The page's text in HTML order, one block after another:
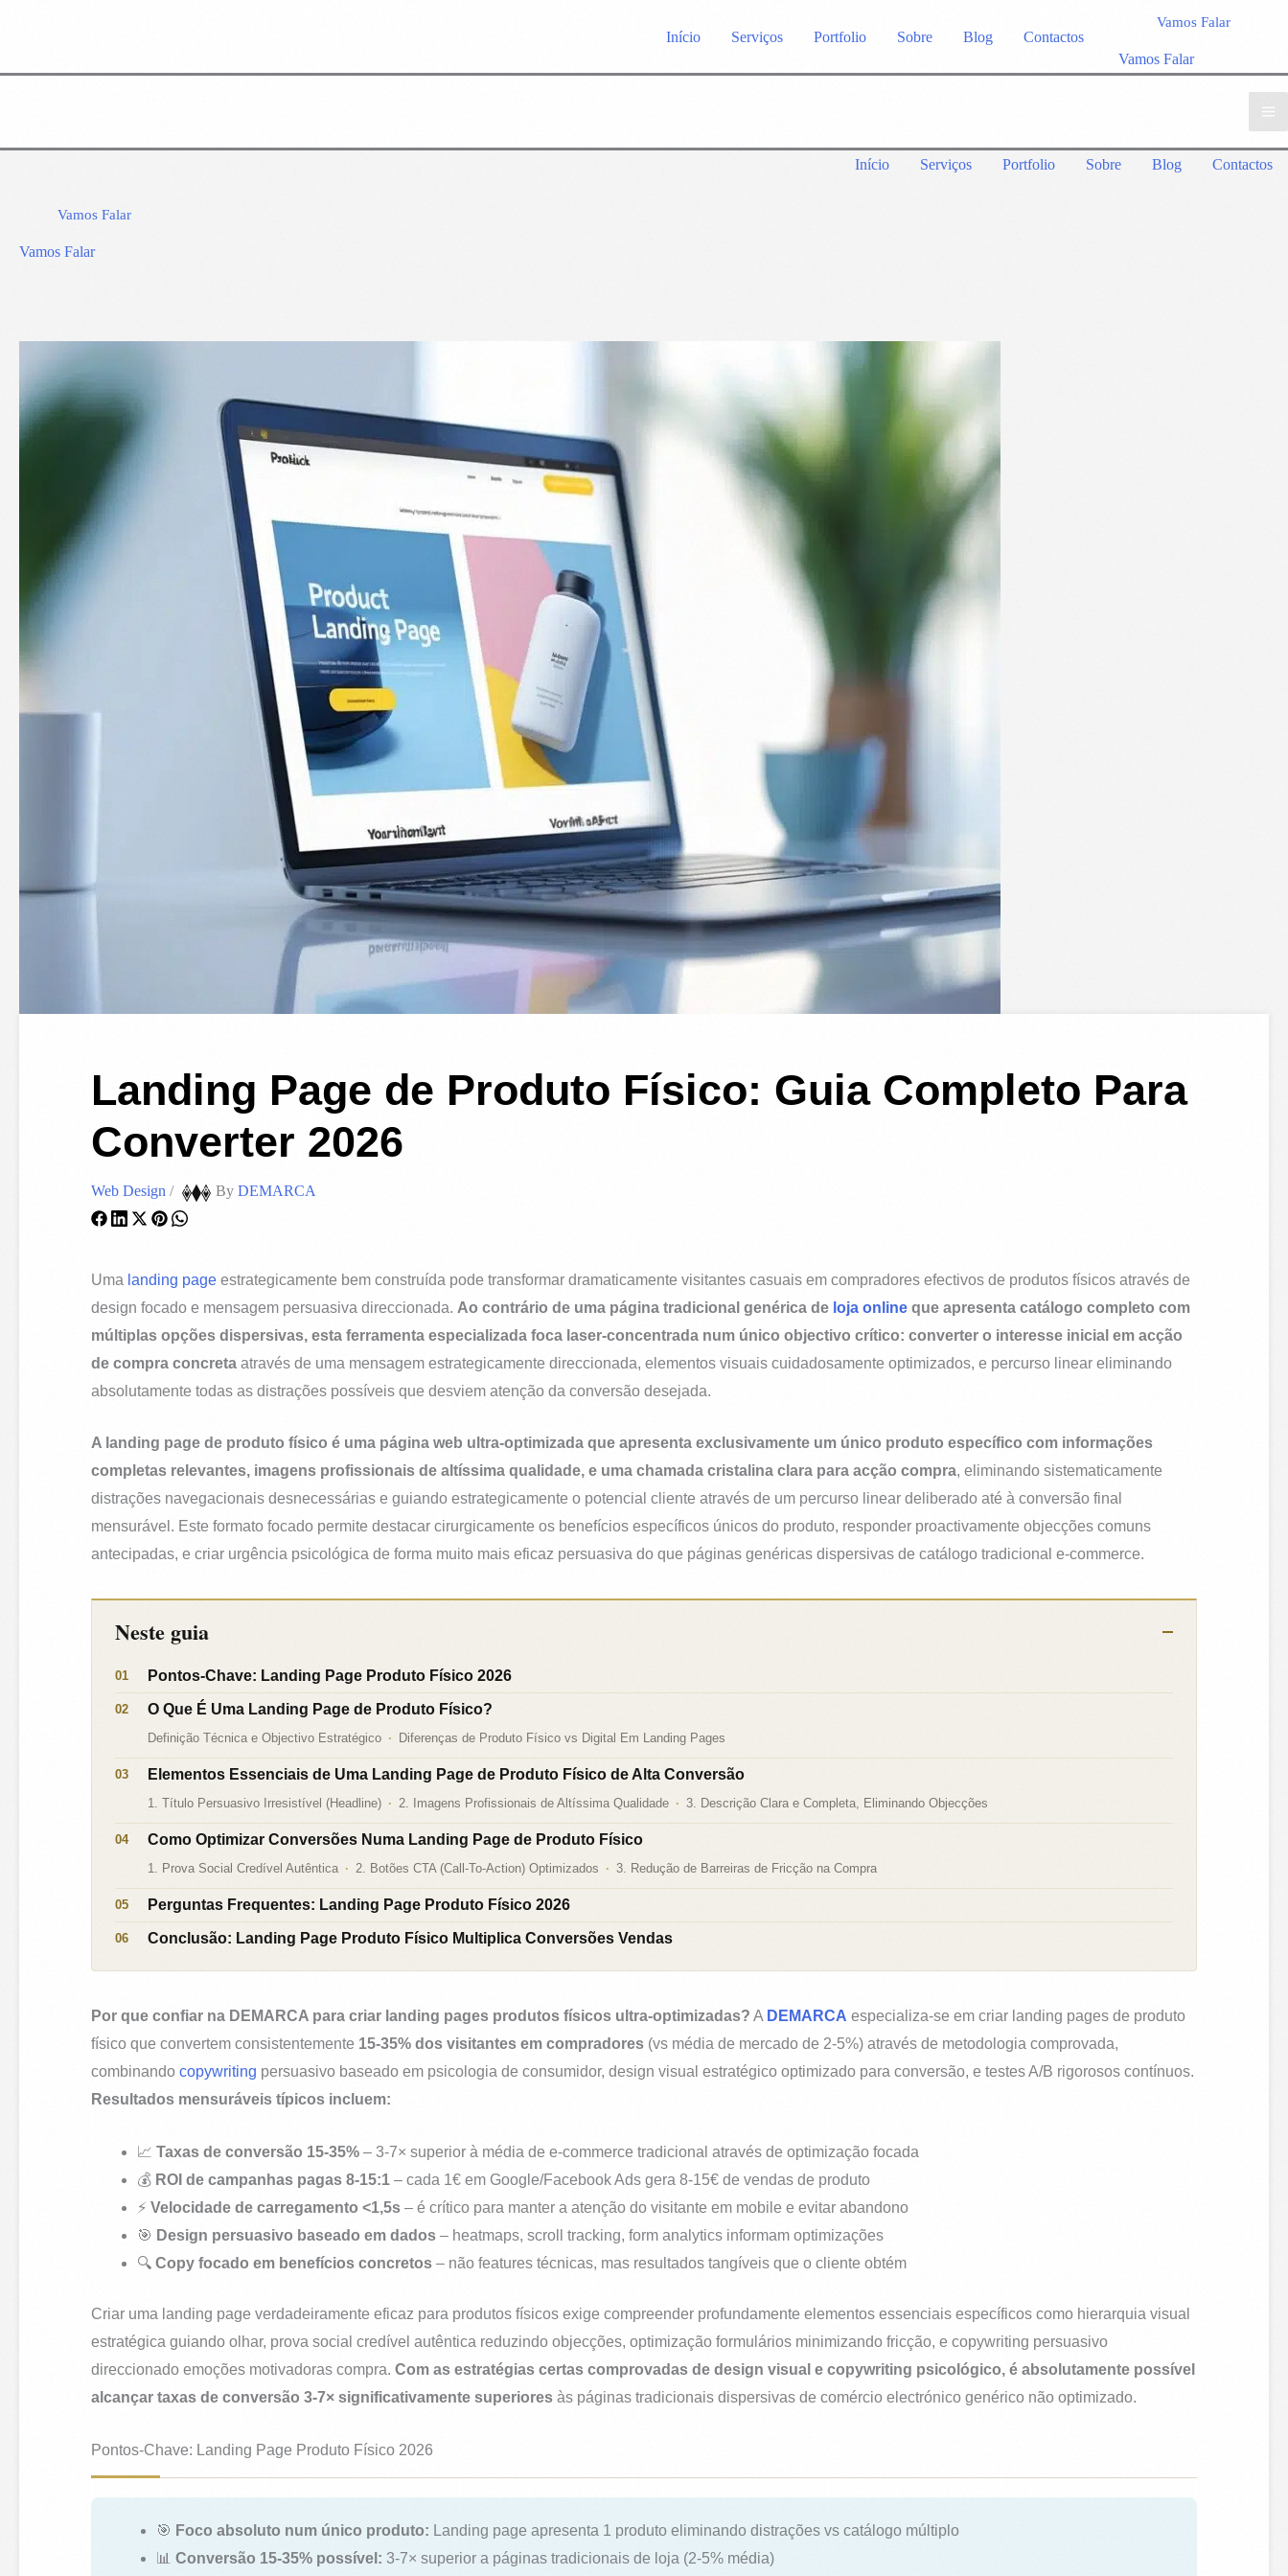
Início Serviços Portfolio Sobre Blog Contactos
Vamos Falar
Vamos Falar
Início Serviços Portfolio Sobre Blog Contactos
Vamos Falar
Vamos Falar
Landing Page de Produto Físico: Guia Completo Para
Converter 2026
Web Design/ By DEMARCA
Uma landing pageestrategicamente bem construída pode transformar dramaticamente visitantes casuais em compradores efectivos de produtos físicos através de
design focado e mensagem persuasiva direccionada. Ao contrário de uma página tradicional genérica de loja onlineque apresenta catálogo completo com
múltiplas opções dispersivas, esta ferramenta especializada foca laser-concentrada num único objectivo crítico: converter o interesse inicial em acção
de compra concretaatravés de uma mensagem estrategicamente direccionada, elementos visuais cuidadosamente optimizados, e percurso linear eliminando
absolutamente todas as distrações possíveis que desviem atenção da conversão desejada.
A landing page de produto físico é uma página web ultra-optimizada que apresenta exclusivamente um único produto específico com informações
completas relevantes, imagens profissionais de altíssima qualidade, e uma chamada cristalina clara para acção compra, eliminando sistematicamente
distrações navegacionais desnecessárias e guiando estrategicamente o potencial cliente através de um percurso linear deliberado até à conversão final
mensurável. Este formato focado permite destacar cirurgicamente os benefícios específicos únicos do produto, responder proactivamente objecções comuns
antecipadas, e criar urgência psicológica de forma muito mais eficaz persuasiva do que páginas genéricas dispersivas de catálogo tradicional e-commerce.
Neste guia
Pontos-Chave: Landing Page Produto Físico 2026
O Que É Uma Landing Page de Produto Físico?
Definição Técnica e Objectivo Estratégico Diferenças de Produto Físico vs Digital Em Landing Pages
Elementos Essenciais de Uma Landing Page de Produto Físico de Alta Conversão
1. Título Persuasivo Irresistível (Headline) 2. Imagens Profissionais de Altíssima Qualidade 3. Descrição Clara e Completa, Eliminando Objecções
Como Optimizar Conversões Numa Landing Page de Produto Físico
1. Prova Social Credível Autêntica 2. Botões CTA (Call-To-Action) Optimizados 3. Redução de Barreiras de Fricção na Compra
Perguntas Frequentes: Landing Page Produto Físico 2026
Conclusão: Landing Page Produto Físico Multiplica Conversões Vendas
Por que confiar na DEMARCA para criar landing pages produtos físicos ultra-optimizadas? A DEMARCA especializa-se em criar landing pages de produto
físico que convertem consistentemente 15-35% dos visitantes em compradores(vs média de mercado de 2-5%) através de metodologia comprovada,
combinando copywriting persuasivo baseado em psicologia de consumidor, design visual estratégico optimizado para conversão, e testes A/B rigorosos contínuos.
Resultados mensuráveis típicos incluem:
📈 Taxas de conversão 15-35%– 3-7× superior à média de e-commerce tradicional através de optimização focada
💰 ROI de campanhas pagas 8-15:1– cada 1€ em Google/Facebook Ads gera 8-15€ de vendas de produto
⚡ Velocidade de carregamento <1,5s– é crítico para manter a atenção do visitante em mobile e evitar abandono
🎯 Design persuasivo baseado em dados– heatmaps, scroll tracking, form analytics informam optimizações
🔍 Copy focado em benefícios concretos– não features técnicas, mas resultados tangíveis que o cliente obtém
Criar uma landing page verdadeiramente eficaz para produtos físicos exige compreender profundamente elementos essenciais específicos como hierarquia visual
estratégica guiando olhar, prova social credível autêntica reduzindo objecções, optimização formulários minimizando fricção, e copywriting persuasivo
direccionado emoções motivadoras compra. Com as estratégias certas comprovadas de design visual e copywriting psicológico, é absolutamente possível
alcançar taxas de conversão 3-7× significativamente superioresàs páginas tradicionais dispersivas de comércio electrónico genérico não optimizado.
Pontos-Chave: Landing Page Produto Físico 2026
🎯 Foco absoluto num único produto: Landing page apresenta 1 produto eliminando distrações vs catálogo múltiplo
📊 Conversão 15-35% possível: 3-7× superior a páginas tradicionais de loja (2-5% média)